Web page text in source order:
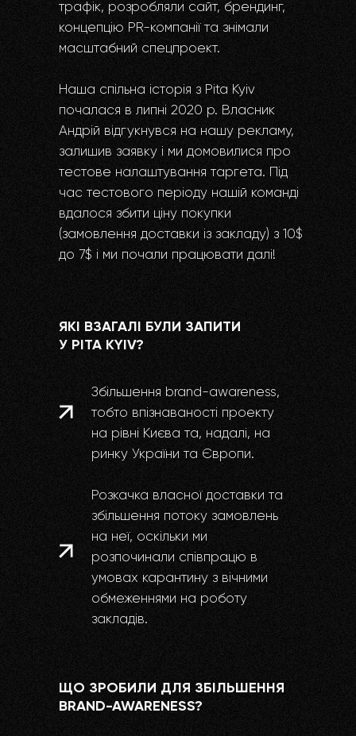
трафік, розробляли сайт, брендинг,
концепцію PR-компанії та знімали
масштабний спецпроект.
Наша спільна історія з Pita Kyiv
почалася в липні 2020 р. Власник
Андрій відгукнувся на нашу рекламу,
залишив заявку і ми домовилися про
тестове налаштування таргета. Під
час тестового періоду нашій команді
вдалося збити ціну покупки
(замовлення доставки із закладу) з 10$
до 7$ і ми почали працювати далі!
ЯКІ ВЗАГАЛІ БУЛИ ЗАПИТИ
У PITA KYIV?
Збільшення brand-awareness,
тобто впізнаваності проекту
на рівні Києва та, надалі, на
ринку України та Європи.
Розкачка власної доставки та
збільшення потоку замовлень
на неї, оскільки ми
розпочинали співпрацю в
умовах карантину з вічними
обмеженнями на роботу
закладів.
ЩО ЗРОБИЛИ ДЛЯ ЗБІЛЬШЕННЯ
BRAND-AWARENESS?